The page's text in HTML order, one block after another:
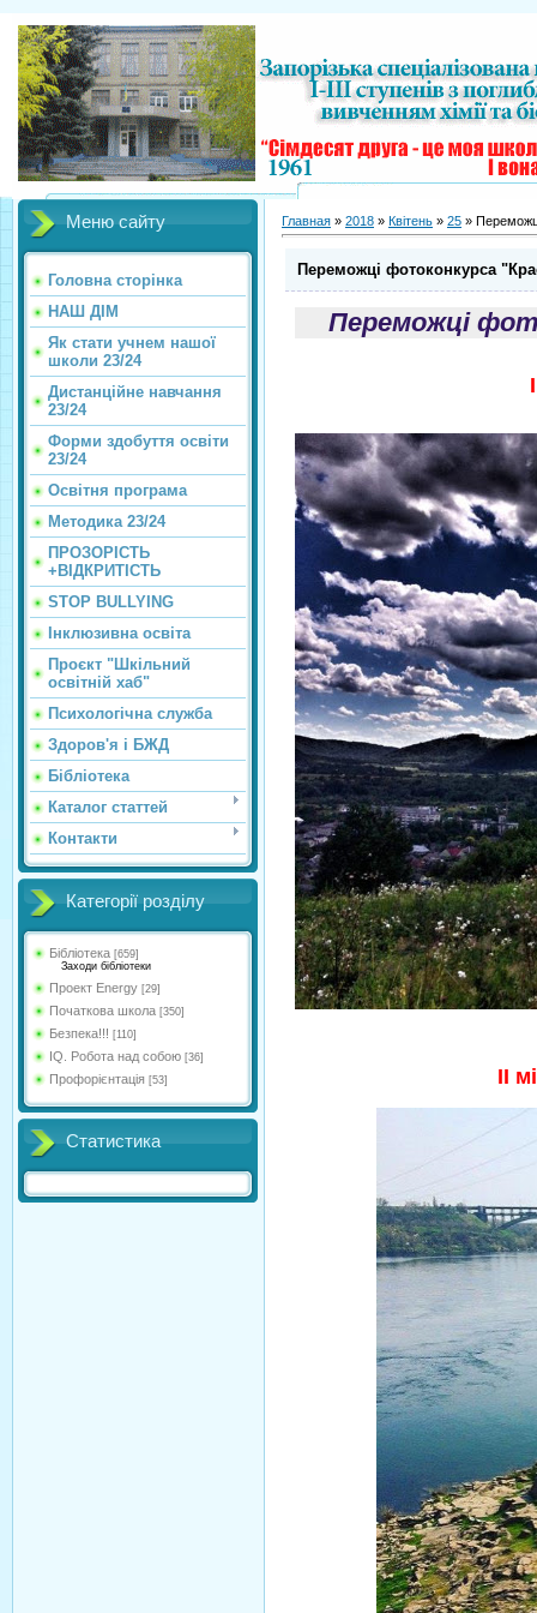
Меню сайту
Головна сторінка
НАШ ДІМ
Як стати учнем нашої
школи 23/24
Дистанційне навчання
23/24
Форми здобуття освіти
23/24
Освітня програма
Методика 23/24
ПРОЗОРІСТЬ
+ВІДКРИТІСТЬ
STOP BULLYING
Інклюзивна освіта
Проєкт "Шкільний
освітній хаб"
Психологічна служба
Здоров'я і БЖД
Бібліотека
Каталог статтей
Контакти
Категорії розділу
Бібліотека [659]
Заходи бібліотеки
Проект Energy [29]
Початкова школа [350]
Безпека!!! [110]
IQ. Робота над собою [36]
Профорієнтація [53]
Статистика
Главная » 2018 » Квітень » 25 »
Переможці фотоконкурса
Переможці
ІІ